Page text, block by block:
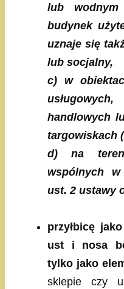
lub wodnym
budynek
uznaje się
lub socjalny,
c) w
handlowych
targowiskach
d) na
wspólnych
ust. 2 ustawy
przyłbicę
ust i nosa
tylko jako
sklepie czy